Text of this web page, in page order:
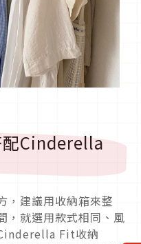
配Cinderella
，建議用收納箱來整
，就選用款式相同、風
Fit收納